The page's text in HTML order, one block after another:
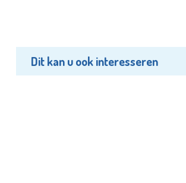
Dit kan u ook interesseren